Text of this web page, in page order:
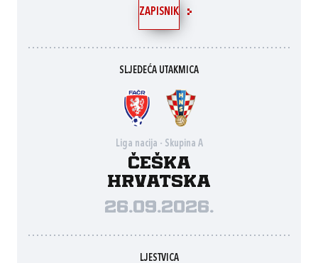
ZAPISNIK
SLJEDEĆA UTAKMICA
Liga nacija - Skupina A
Češka
Hrvatska
26.09.2026.
LJESTVICA